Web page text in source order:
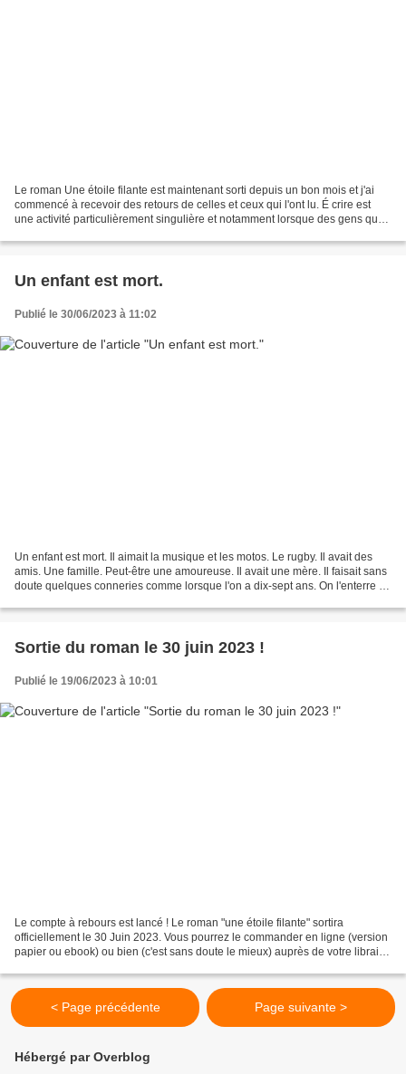
Le roman Une étoile filante est maintenant sorti depuis un bon mois et j'ai
commencé à recevoir des retours de celles et ceux qui l'ont lu. É crire est
une activité particulièrement singulière et notamment lorsque des gens que
Un enfant est mort.
Publié le 30/06/2023 à 11:02
Un enfant est mort. Il aimait la musique et les motos. Le rugby. Il avait des
amis. Une famille. Peut-être une amoureuse. Il avait une mère. Il faisait sans
doute quelques conneries comme lorsque l'on a dix-sept ans. On l'enterre au
Sortie du roman le 30 juin 2023 !
Publié le 19/06/2023 à 10:01
Le compte à rebours est lancé ! Le roman "une étoile filante" sortira
officiellement le 30 Juin 2023. Vous pourrez le commander en ligne (version
papier ou ebook) ou bien (c'est sans doute le mieux) auprès de votre libraire
< Page précédente Page suivante >
Hébergé par Overblog